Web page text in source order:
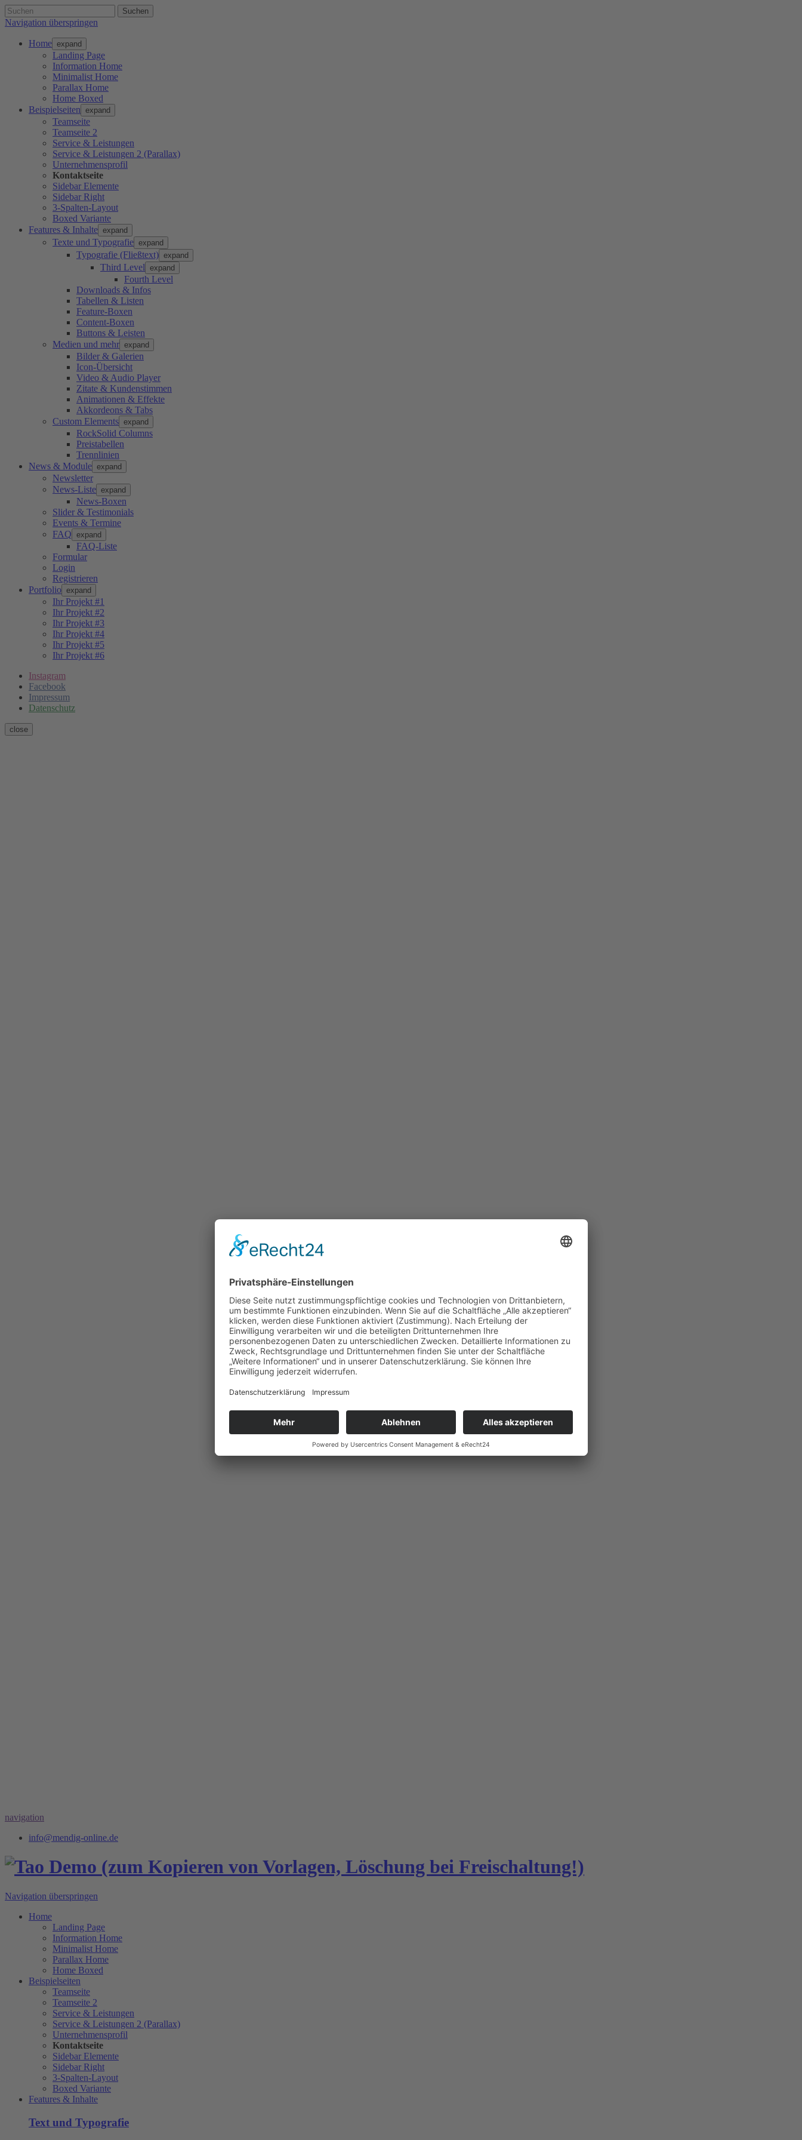
Suchen
Navigation überspringen
Home expand
Landing Page
Information Home
Minimalist Home
Parallax Home
Home Boxed
Beispielseiten expand
Teamseite
Teamseite 2
Service & Leistungen
Service & Leistungen 2 (Parallax)
Unternehmensprofil
Kontaktseite
Sidebar Elemente
Sidebar Right
3-Spalten-Layout
Boxed Variante
Features & Inhalte expand
Texte und Typografie expand
Typografie (Fließtext) expand
Third Level expand
Fourth Level
Downloads & Infos
Tabellen & Listen
Feature-Boxen
Content-Boxen
Buttons & Leisten
Medien und mehr expand
Bilder & Galerien
Icon-Übersicht
Video & Audio Player
Zitate & Kundenstimmen
Animationen & Effekte
Akkordeons & Tabs
Custom Elements expand
RockSolid Columns
Preistabellen
Trennlinien
News & Module expand
Newsletter
News-Liste expand
News-Boxen
Slider & Testimonials
Events & Termine
FAQ expand
FAQ-Liste
Formular
Login
Registrieren
Portfolio expand
Ihr Projekt #1
Ihr Projekt #2
Ihr Projekt #3
Ihr Projekt #4
Ihr Projekt #5
Ihr Projekt #6
Instagram
Facebook
Impressum
Datenschutz
close
navigation
info@mendig-online.de
Navigation überspringen
Home
Landing Page
Information Home
Minimalist Home
Parallax Home
Home Boxed
Beispielseiten
Teamseite
Teamseite 2
Service & Leistungen
Service & Leistungen 2 (Parallax)
Unternehmensprofil
Kontaktseite
Sidebar Elemente
Sidebar Right
3-Spalten-Layout
Boxed Variante
Features & Inhalte
Text und Typografie